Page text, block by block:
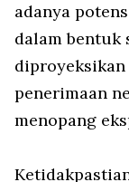
adanya
dalam bentuk
diproyeksikan
penerimaan
menopang